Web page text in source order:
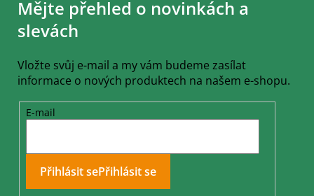
Mějte přehled o novinkách a
slevách
Vložte svůj e-mail a my vám budeme zasílat
informace o nových produktech na našem e-shopu.
E-mail
Přihlásit se